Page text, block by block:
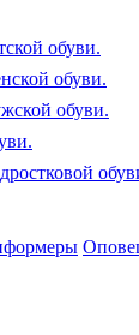
обуви.
обуви.
обуви.